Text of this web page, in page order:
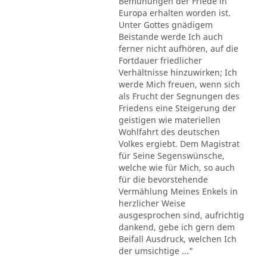
Europa erhalten worden ist.
Unter Gottes gnädigem
Beistande werde Ich auch
ferner nicht aufhören, auf die
Fortdauer friedlicher
Verhältnisse hinzuwirken; Ich
werde Mich freuen, wenn sich
als Frucht der Segnungen des
Friedens eine Steigerung der
geistigen wie materiellen
Wohlfahrt des deutschen
Volkes ergiebt. Dem Magistrat
für Seine Segenswünsche,
welche wie für Mich, so auch
für die bevorstehende
Vermählung Meines Enkels in
herzlicher Weise
ausgesprochen sind, aufrichtig
dankend, gebe ich gern dem
Beifall Ausdruck, welchen Ich
der umsichtige ..."